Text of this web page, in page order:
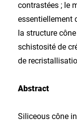
contrastées ; le
essentiellement
la structure
schistosité de
de
Abstract
Siliceous cône